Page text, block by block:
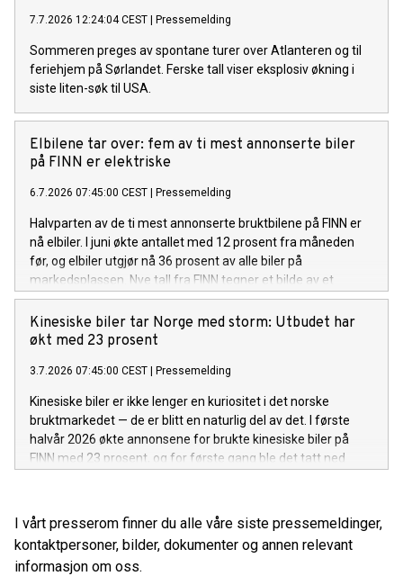
7.7.2026 12:24:04 CEST | Pressemelding
Sommeren preges av spontane turer over Atlanteren og til
feriehjem på Sørlandet. Ferske tall viser eksplosiv økning i
siste liten-søk til USA.
Elbilene tar over: fem av ti mest annonserte biler
på FINN er elektriske
6.7.2026 07:45:00 CEST | Pressemelding
Halvparten av de ti mest annonserte bruktbilene på FINN er
nå elbiler. I juni økte antallet med 12 prosent fra måneden
før, og elbiler utgjør nå 36 prosent av alle biler på
markedsplassen. Nye tall fra FINN tegner et bilde av et
bruktbilmarked i rask endring.
Kinesiske biler tar Norge med storm: Utbudet har
økt med 23 prosent
3.7.2026 07:45:00 CEST | Pressemelding
Kinesiske biler er ikke lenger en kuriositet i det norske
bruktmarkedet — de er blitt en naturlig del av det. I første
halvår 2026 økte annonsene for brukte kinesiske biler på
FINN med 23 prosent, og for første gang ble det tatt ned
I vårt presserom finner du alle våre siste pressemeldinger,
kontaktpersoner, bilder, dokumenter og annen relevant
informasjon om oss.